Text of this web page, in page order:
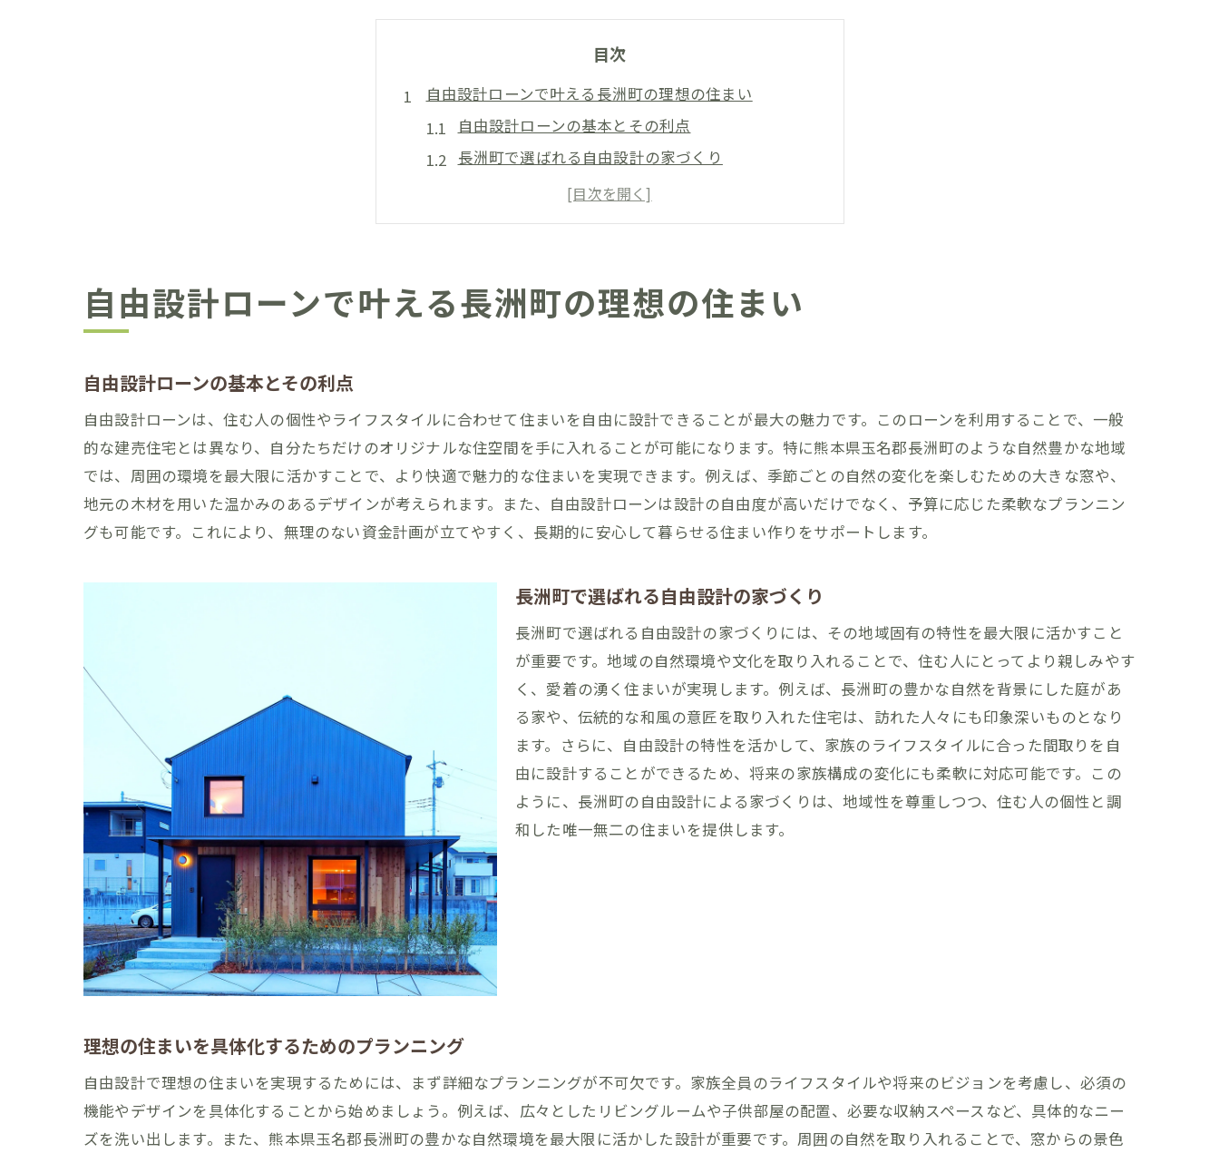
目次
自由設計ローンで叶える長洲町の理想の住まい
自由設計ローンの基本とその利点
長洲町で選ばれる自由設計の家づくり
理想の住まいを具体化するためのプランニング
地域の特性を活かしたデザインのポイント
ローン活用で広がる住まい作りの可能性
熊本県玉名郡長洲町の自然を活かした自由設計の魅力
地域の自然素材を使ったエコ住宅
自然環境と調和する外観デザイン
長洲町ならではの景観を意識した設計
自然と共存する住まいのライフスタイル
自由設計ローンで実現する個性豊かなライフスタイル
ライフスタイルに合わせた柔軟なプラン
家族の成長に対応する設計アイデア
ペットと暮らす快適な住まいの工夫
趣味を楽しむためのスペース設計
多機能な空間の創造で快適生活
長洲町での自由設計ローンが提供する新しい住まいの形
自由設計ローンを活用した最新住宅トレンド
長洲町の風土に根ざした新しい住まいモデル
社会的変化に対応する住まい設計
新技術を取り入れた未来志向の住まい
持続可能な社会を意識した設計コンセプト
地域コミュニティと繋がる住まいの形
自由設計を通じて長洲町の風土を最大限に活用する方法
地元素材を使ったサステナブルな家づくり
地域社会と共存する住まいの工夫
長洲町特有の気候を考慮した設計
自然災害に強い住まい作りのポイント
自由設計ローンで叶える長洲町の理想の住まい
自由設計ローンの基本とその利点
自由設計ローンは、住む人の個性やライフスタイルに合わせて住まいを自由に設計できることが最大の魅力です。このローンを利用することで、一般
的な建売住宅とは異なり、自分たちだけのオリジナルな住空間を手に入れることが可能になります。特に熊本県玉名郡長洲町のような自然豊かな地域
では、周囲の環境を最大限に活かすことで、より快適で魅力的な住まいを実現できます。例えば、季節ごとの自然の変化を楽しむための大きな窓や、
地元の木材を用いた温かみのあるデザインが考えられます。また、自由設計ローンは設計の自由度が高いだけでなく、予算に応じた柔軟なプランニン
グも可能です。これにより、無理のない資金計画が立てやすく、長期的に安心して暮らせる住まい作りをサポートします。
長洲町で選ばれる自由設計の家づくり
長洲町で選ばれる自由設計の家づくりには、その地域固有の特性を最大限に活かすこと
が重要です。地域の自然環境や文化を取り入れることで、住む人にとってより親しみやす
く、愛着の湧く住まいが実現します。例えば、長洲町の豊かな自然を背景にした庭があ
る家や、伝統的な和風の意匠を取り入れた住宅は、訪れた人々にも印象深いものとなり
ます。さらに、自由設計の特性を活かして、家族のライフスタイルに合った間取りを自
由に設計することができるため、将来の家族構成の変化にも柔軟に対応可能です。この
ように、長洲町の自由設計による家づくりは、地域性を尊重しつつ、住む人の個性と調
和した唯一無二の住まいを提供します。
理想の住まいを具体化するためのプランニング
自由設計で理想の住まいを実現するためには、まず詳細なプランニングが不可欠です。家族全員のライフスタイルや将来のビジョンを考慮し、必須の
機能やデザインを具体化することから始めましょう。例えば、広々としたリビングルームや子供部屋の配置、必要な収納スペースなど、具体的なニー
ズを洗い出します。また、熊本県玉名郡長洲町の豊かな自然環境を最大限に活かした設計が重要です。周囲の自然を取り入れることで、窓からの景色